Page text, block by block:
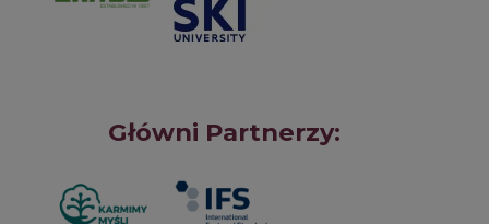
Główni Partnerzy: